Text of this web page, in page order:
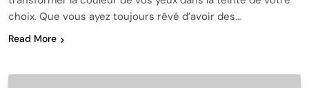
choix. Que vous ayez toujours rêvé d’avoir des…
Read More